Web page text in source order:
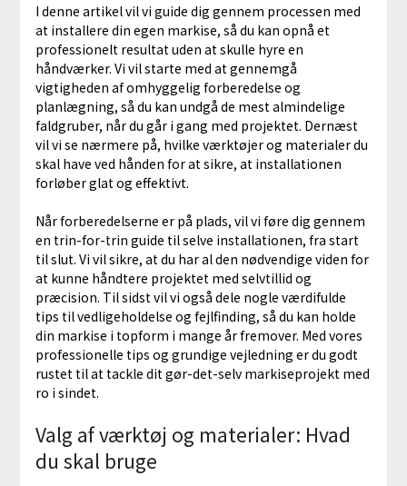
I denne artikel vil vi guide dig gennem processen med
at installere din egen markise, så du kan opnå et
professionelt resultat uden at skulle hyre en
håndværker. Vi vil starte med at gennemgå
vigtigheden af omhyggelig forberedelse og
planlægning, så du kan undgå de mest almindelige
faldgruber, når du går i gang med projektet. Dernæst
vil vi se nærmere på, hvilke værktøjer og materialer du
skal have ved hånden for at sikre, at installationen
forløber glat og effektivt.
Når forberedelserne er på plads, vil vi føre dig gennem
en trin-for-trin guide til selve installationen, fra start
til slut. Vi vil sikre, at du har al den nødvendige viden for
at kunne håndtere projektet med selvtillid og
præcision. Til sidst vil vi også dele nogle værdifulde
tips til vedligeholdelse og fejlfinding, så du kan holde
din markise i topform i mange år fremover. Med vores
professionelle tips og grundige vejledning er du godt
rustet til at tackle dit gør-det-selv markiseprojekt med
ro i sindet.
Valg af værktøj og materialer: Hvad
du skal bruge